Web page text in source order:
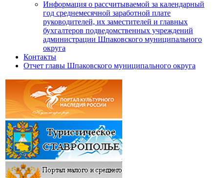
Информация о рассчитываемой за календарный
год среднемесячной заработной плате
руководителей, их заместителей и главных
бухгалтеров подведомственных учреждений
администрации Шпаковского муниципального
округа
Контакты
Отчет главы Шпаковского муниципального округа